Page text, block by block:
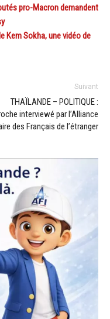
pro-Macron demandent
Kem Sokha, une vidéo de
Suivant
THAÏLANDE – POLITIQUE :
interviewé par l’Alliance
des Français de l’étranger